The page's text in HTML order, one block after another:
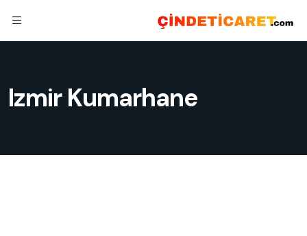
Izmir Kumarhane